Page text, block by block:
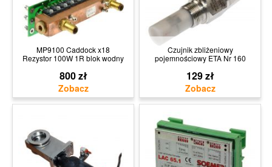
MP9100 Caddock x18
Rezystor 100W 1R blok wodny
800 zł
Czujnik zbliżeniowy
pojemnościowy ETA Nr 160
129 zł